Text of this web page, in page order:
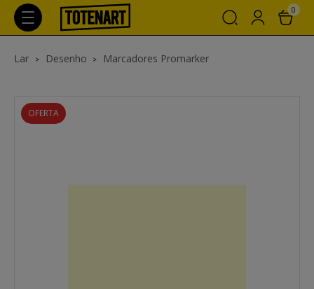
0
Lar Desenho Marcadores Promarker
OFERTA